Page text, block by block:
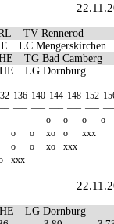
TV Rennerod
LC Mengerskirchen
TG Bad Camberg
HE LG Dornburg
136 140 144 148 152
—– —– —– —– —–
– – o o o
o
o o xo o
xxx
o o xo
xxx
xxx
HE
LG Dornburg